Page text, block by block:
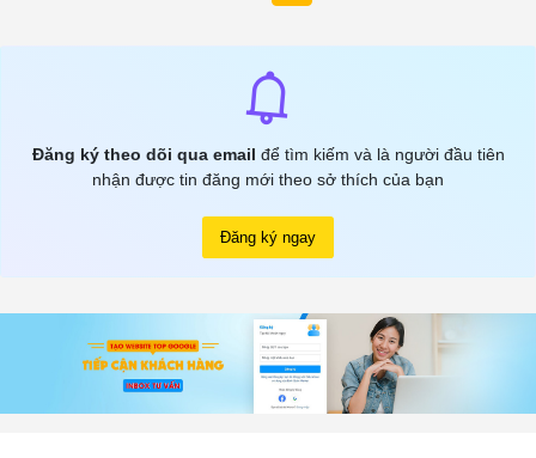
Đăng ký theo dõi qua email để tìm kiếm và là người đầu tiên
nhận được tin đăng mới theo sở thích của bạn
Đăng ký ngay